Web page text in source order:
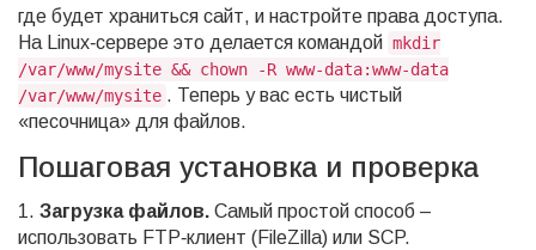
где будет храниться сайт, и настройте права доступа.
На Linux‑сервере это делается командой mkdir
/var/www/mysite && chown -R www-data:www-data
/var/www/mysite . Теперь у вас есть чистый
«песочница» для файлов.
Пошаговая установка и проверка
1. Загрузка файлов. Самый простой способ –
использовать FTP‑клиент (FileZilla) или SCP.